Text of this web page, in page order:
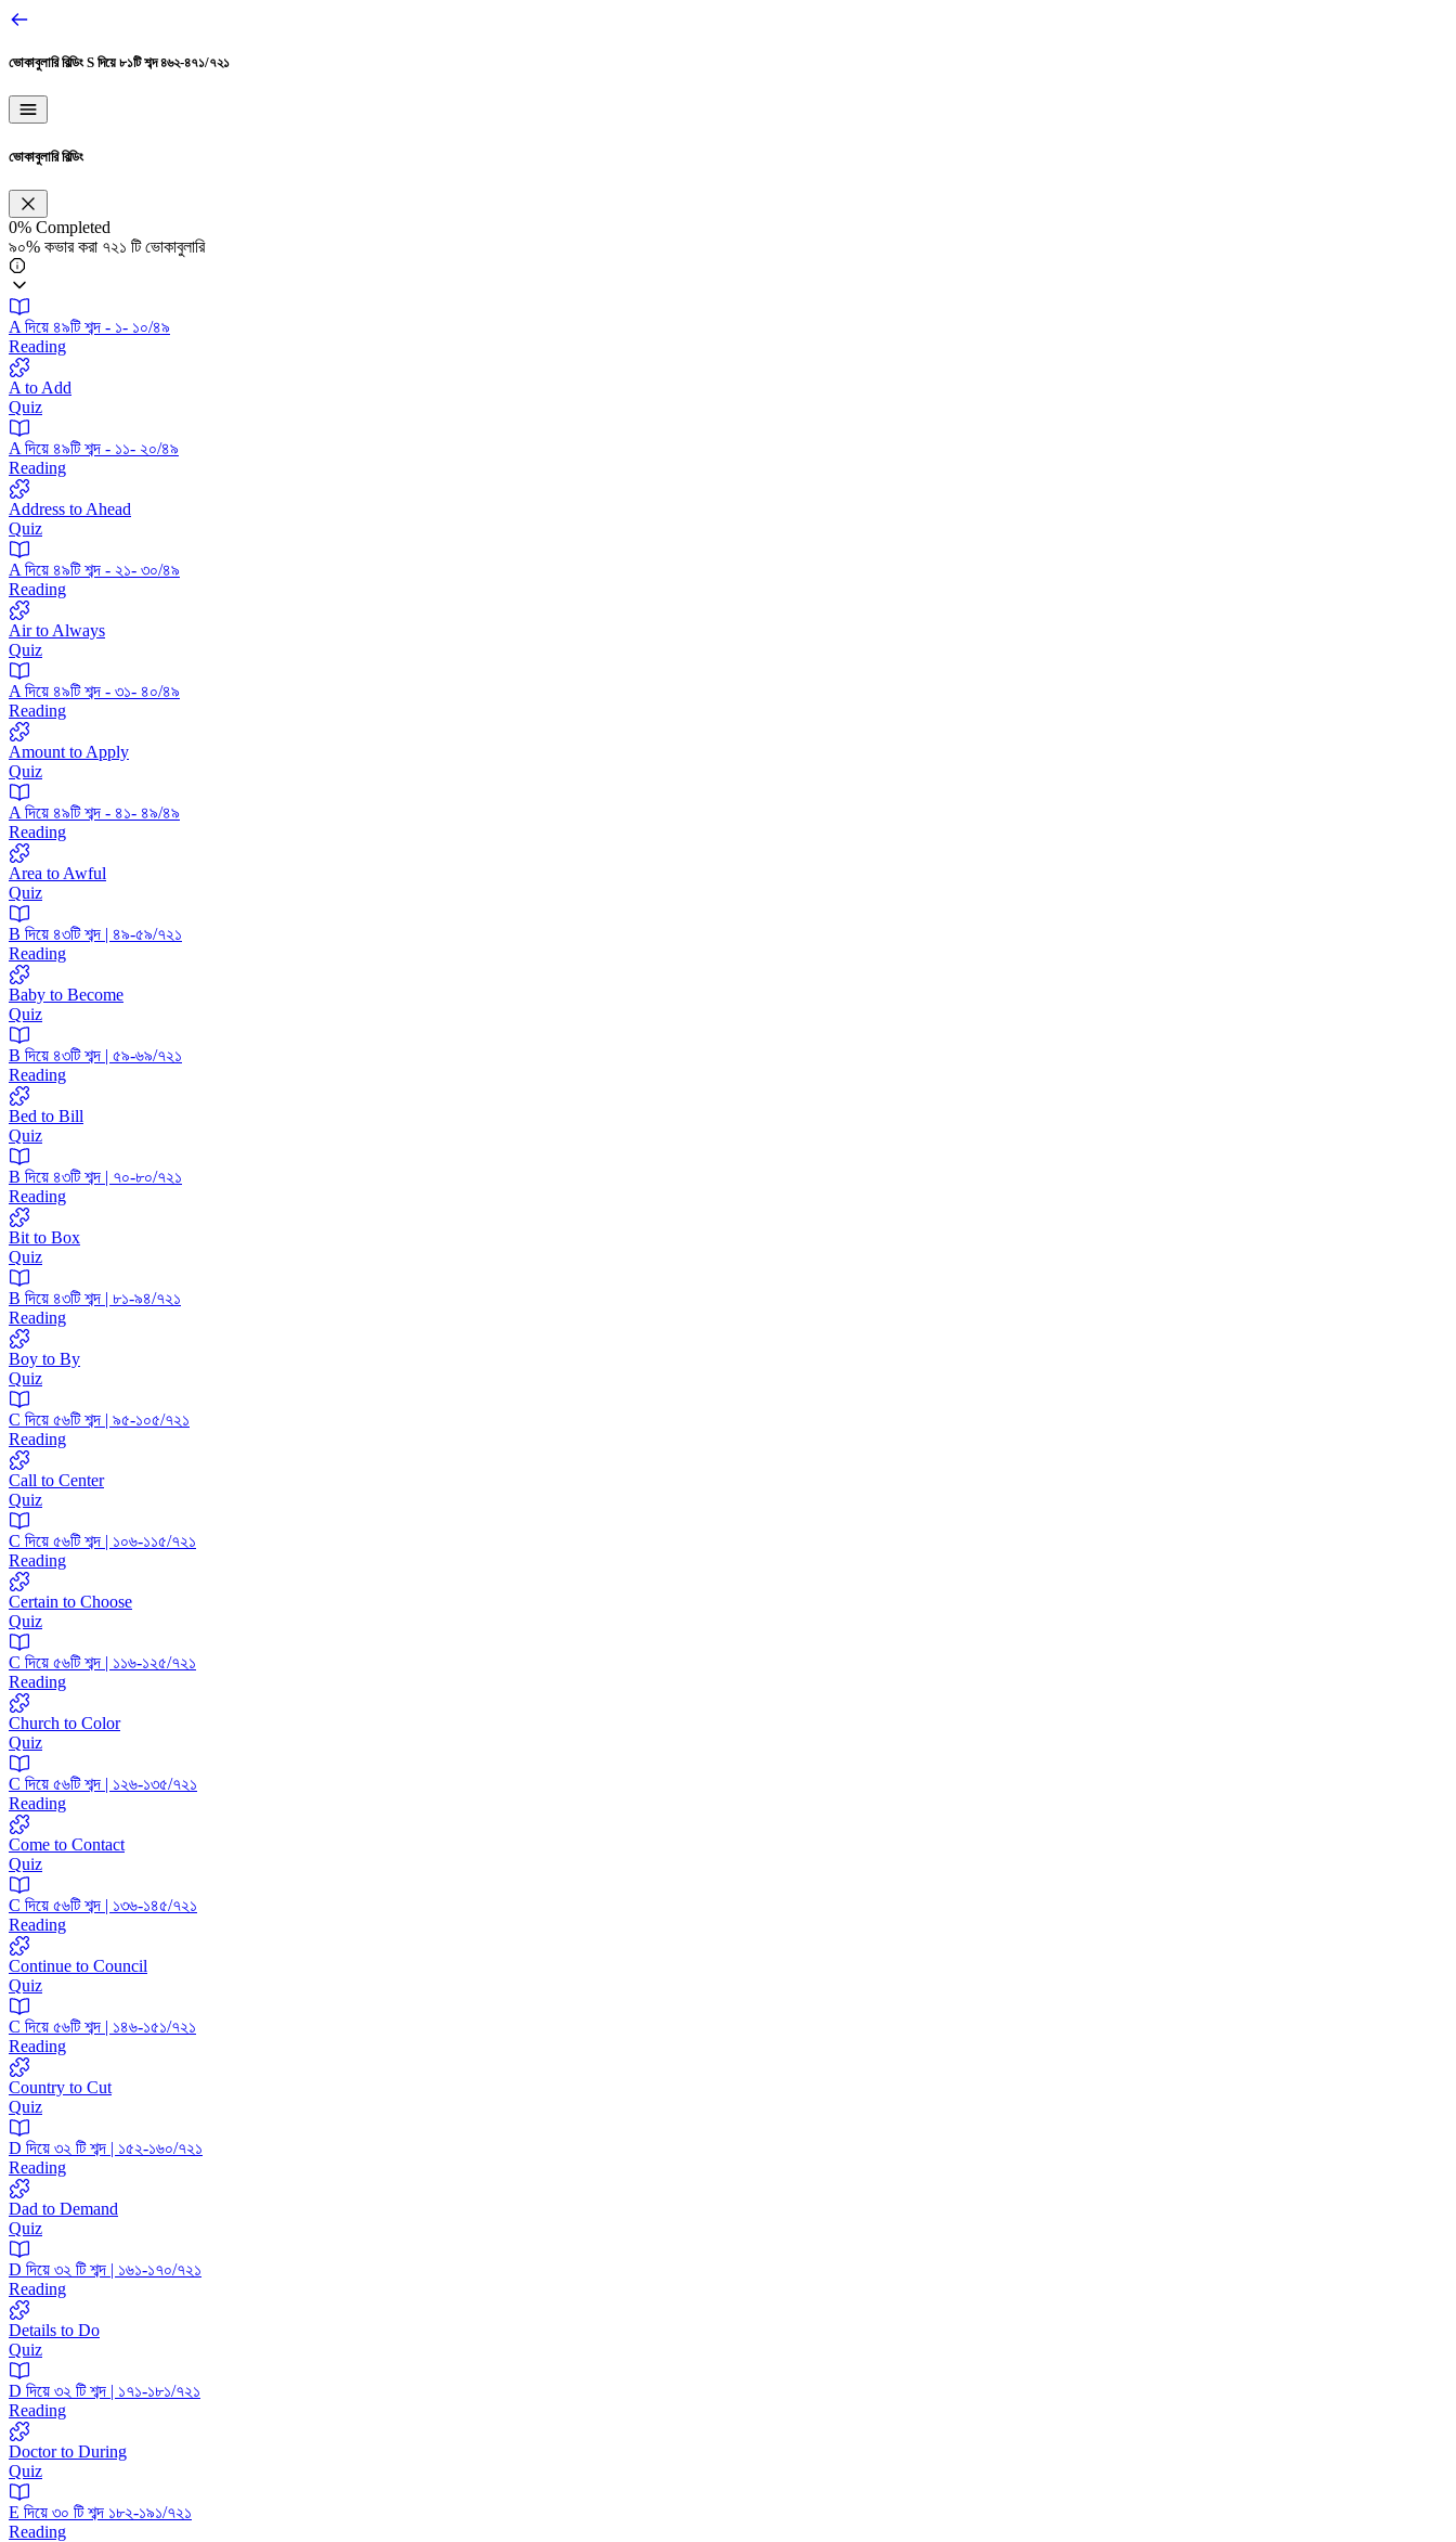
ভোকাবুলারি বিল্ডিংS দিয়ে ৮১টি শব্দ ৪৬২-৪৭১/৭২১
ভোকাবুলারি বিল্ডিং
0% Completed
৯০% কভার করা ৭২১ টি ভোকাবুলারি
A দিয়ে ৪৯টি শব্দ - ১- ১০/৪৯
Reading
A to Add
Quiz
A দিয়ে ৪৯টি শব্দ - ১১- ২০/৪৯
Reading
Address to Ahead
Quiz
A দিয়ে ৪৯টি শব্দ - ২১- ৩০/৪৯
Reading
Air to Always
Quiz
A দিয়ে ৪৯টি শব্দ - ৩১- ৪০/৪৯
Reading
Amount to Apply
Quiz
A দিয়ে ৪৯টি শব্দ - ৪১- ৪৯/৪৯
Reading
Area to Awful
Quiz
B দিয়ে ৪৩টি শব্দ | ৪৯-৫৯/৭২১
Reading
Baby to Become
Quiz
B দিয়ে ৪৩টি শব্দ | ৫৯-৬৯/৭২১
Reading
Bed to Bill
Quiz
B দিয়ে ৪৩টি শব্দ | ৭০-৮০/৭২১
Reading
Bit to Box
Quiz
B দিয়ে ৪৩টি শব্দ | ৮১-৯৪/৭২১
Reading
Boy to By
Quiz
C দিয়ে ৫৬টি শব্দ | ৯৫-১০৫/৭২১
Reading
Call to Center
Quiz
C দিয়ে ৫৬টি শব্দ | ১০৬-১১৫/৭২১
Reading
Certain to Choose
Quiz
C দিয়ে ৫৬টি শব্দ | ১১৬-১২৫/৭২১
Reading
Church to Color
Quiz
C দিয়ে ৫৬টি শব্দ | ১২৬-১৩৫/৭২১
Reading
Come to Contact
Quiz
C দিয়ে ৫৬টি শব্দ | ১৩৬-১৪৫/৭২১
Reading
Continue to Council
Quiz
C দিয়ে ৫৬টি শব্দ | ১৪৬-১৫১/৭২১
Reading
Country to Cut
Quiz
D দিয়ে ৩২ টি শব্দ | ১৫২-১৬০/৭২১
Reading
Dad to Demand
Quiz
D দিয়ে ৩২ টি শব্দ | ১৬১-১৭০/৭২১
Reading
Details to Do
Quiz
D দিয়ে ৩২ টি শব্দ | ১৭১-১৮১/৭২১
Reading
Doctor to During
Quiz
E দিয়ে ৩০ টি শব্দ ১৮২-১৯১/৭২১
Reading